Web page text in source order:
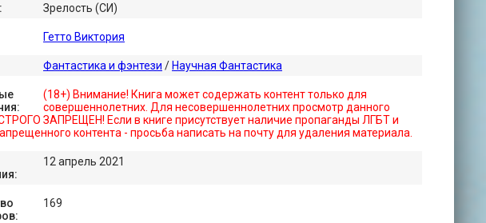
Зрелость (СИ)
Гетто Виктория
Фантастика и фэнтези / Научная Фантастика
(18+) Внимание! Книга может содержать контент только для
совершеннолетних. Для несовершеннолетних просмотр данного
ЗАПРЕЩЕН! Если в книге присутствует наличие пропаганды ЛГБТ и
контента - просьба написать на почту для удаления материала.
12 апрель 2021
169